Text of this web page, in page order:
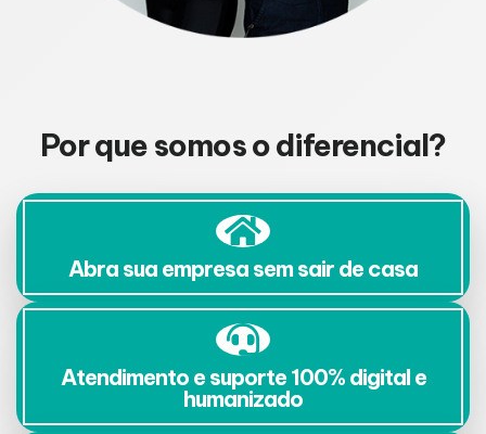
Por que somos o diferencial?
Abra sua empresa sem sair de casa
Atendimento e suporte 100% digital e
humanizado